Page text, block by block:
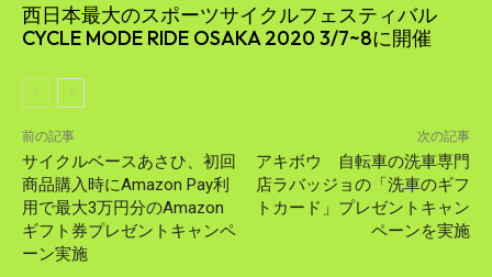
⻄⽇本最⼤のスポーツサイクルフェスティバル
CYCLE MODE RIDE OSAKA 2020 3/7~8に開催
前の記事
サイクルベースあさひ、初回
商品購入時にAmazon Pay利
用で最大3万円分のAmazon
ギフト券プレゼントキャンペ
ーン実施
次の記事
アキボウ 自転車の洗車専門
店ラバッジョの「洗車のギフ
トカード」プレゼントキャン
ペーンを実施